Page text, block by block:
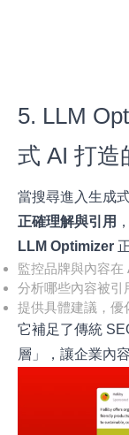
5. LLM
式 AI 打造
當搜尋進入生成
正確理解與引用
LLM Optimizer
監控品牌與內容在
分析哪些內容被引
提供具體建議，優
它補足了傳統
層」，讓企業內